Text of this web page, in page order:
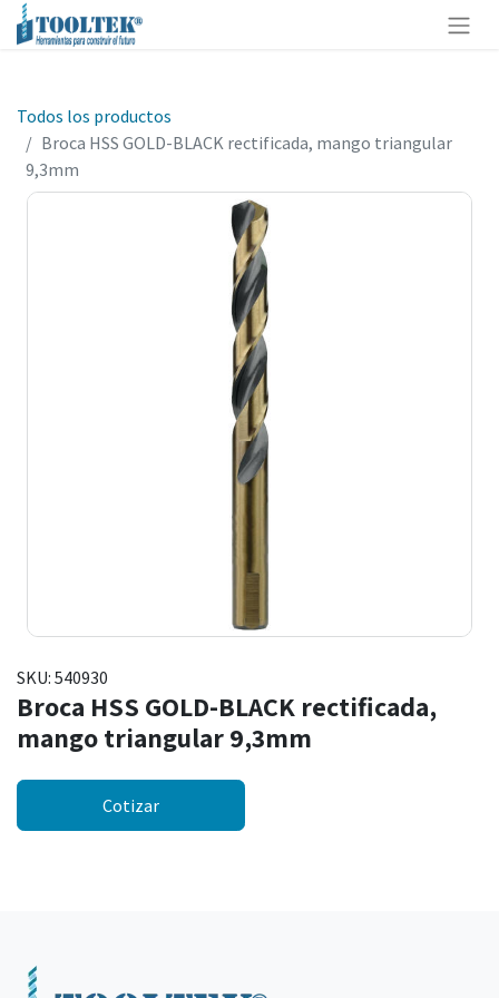
Todos los productos
Broca HSS GOLD-BLACK rectificada, mango triangular
9,3mm
SKU: 540930
Broca HSS GOLD-BLACK rectificada,
mango triangular 9,3mm
Cotizar